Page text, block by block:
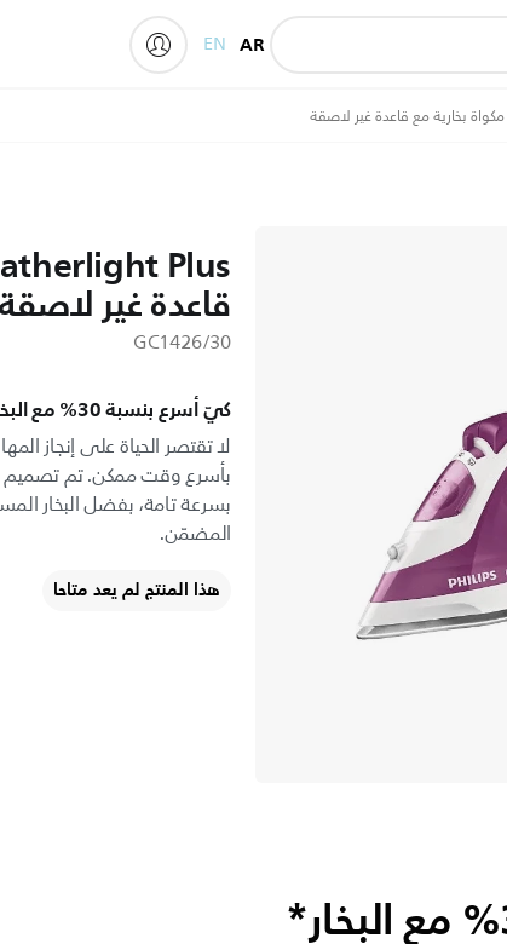
AR
EN
قاعدة غير لاصقة
GC1426/30
كيّ أسرع بنسبة 30% مع البخار*
لا تقتصر الحياة على إنجاز
بأسرع وقت ممكن. تم تصميم
بسرعة تامة، بفضل البخار
المضمّن.
هذا المنتج لم يعد متاحا